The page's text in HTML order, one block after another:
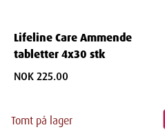
Lifeline Care Ammende
tabletter 4x30 stk
NOK 225.00
Tomt på lager